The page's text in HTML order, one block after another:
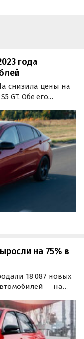
года
снизила цены на
GT. Обе его
на 75% в
18 087 новых
— на
семейств в
на